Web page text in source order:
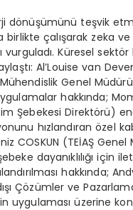
dönüşümünü teşvik
birlikte çalışarak zeka
vurguladı. Küresel
Al’Louise van
Genel
hakkında;
Şebekesi Direktörü)
hızlandıran özel
COSKUN (TEİAŞ Genel
dayanıklılığı için
hakkında;
Çözümler ve
uygulaması üzerine